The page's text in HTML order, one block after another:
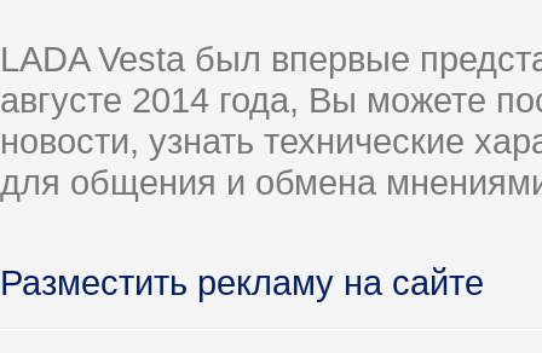
LADA Vesta был впервые
августе 2014 года, Вы можете
новости, узнать технические
для общения и обмена
Разместить рекламу на сайте